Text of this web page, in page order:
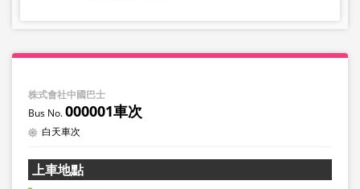
株式會社中國巴士
000001車次
白天車次
上車地點